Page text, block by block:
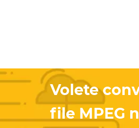
Volete
file MPEG